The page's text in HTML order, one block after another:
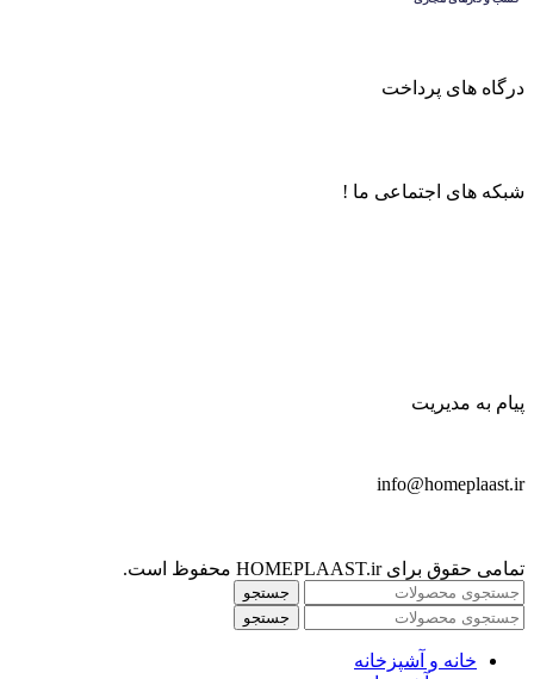
درگاه های پرداخت
شبکه های اجتماعی ما !
پیام به مدیریت
info@homeplaast.ir
تمامی حقوق برای HOMEPLAAST.ir محفوظ است.
جستجو
جستجو
خانه و آشپزخانه